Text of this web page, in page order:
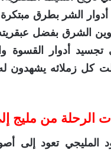
الشر بطرق
الشرق بفضل عبقريته
تجسيد أدوار القسوة
كل زملائه يشهدون
الرحلة من
المليجي تعود